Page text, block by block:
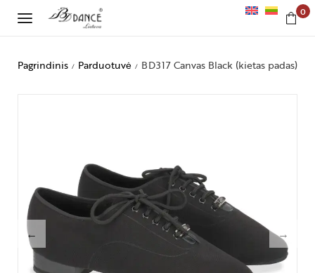
0
Pagrindinis / Parduotuvė / BD317 Canvas Black (kietas padas)